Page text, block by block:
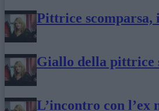
Pittrice scomparsa,
Giallo della pittrice
L’incontro con